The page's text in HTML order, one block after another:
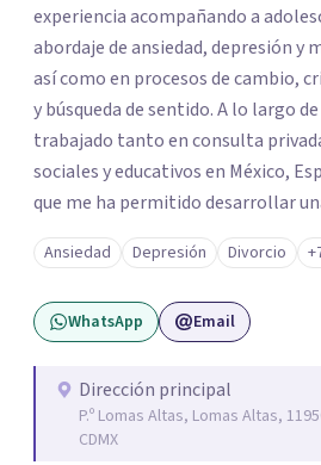
experiencia acompañando a
abordaje de ansiedad, depresión y
así como en procesos de cambio,
y búsqueda de sentido. A lo largo
trabajado tanto en consulta
sociales y educativos en México,
que me ha permitido desarrollar
sensible y profundamente humana
psicológico. Trabajo desde un enfoque integral que
combina la Psicología Existencial,
Análisis Conductual y la Terapia
a personas que atraviesan
depresivos, agotamiento
negativos recurrentes o
Ansiedad Depresión Divorcio
WhatsApp Email
Dirección principal
P.º Lomas Altas, Lomas Altas,
CDMX